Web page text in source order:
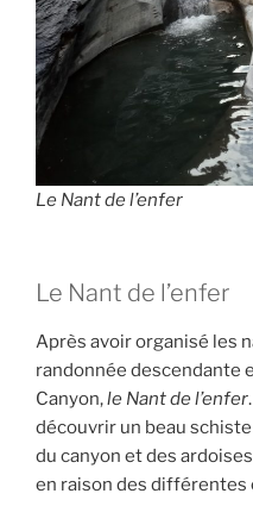
Le Nant de l’enfer
Le Nant de l’enfer
Après avoir organisé les
randonnée descendante
Canyon,le Nant de l’enfer
découvrir un beau
du canyon et des
en raison des différentes